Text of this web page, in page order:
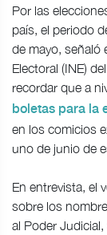
Por las
país, el periodo
de mayo, señaló
Electoral (INE)
recordar que a
boletas para la
en los comicios
uno de junio de
En entrevista, el
sobre los
al Poder